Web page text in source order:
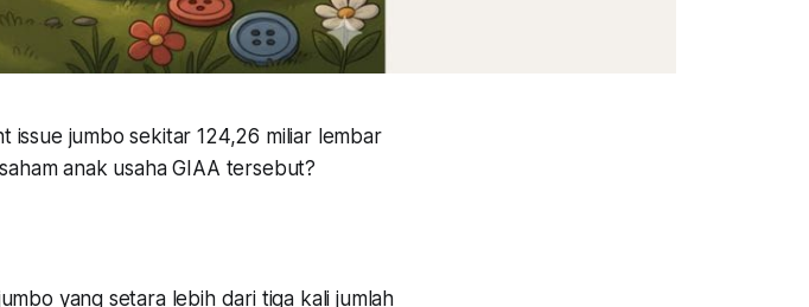
issue jumbo sekitar 124,26 miliar lembar
anak usaha GIAA tersebut?
yang setara lebih dari tiga kali jumlah